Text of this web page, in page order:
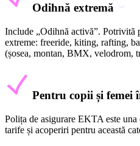
Odihnă extremă
Include „Odihnă activă”. Potrivită
extreme: freeride, kiting, rafting,
(șosea, montan, BMX, velodrom,
Pentru copii și femei
Polița de asigurare EKTA este una
tarife și acoperiri pentru această